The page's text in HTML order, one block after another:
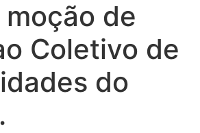
de
Coletivo de
do